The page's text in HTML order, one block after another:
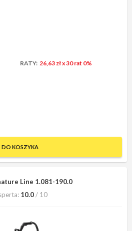
RATY: 26,63 złx 30 rat 0%
DO KOSZYKA
Line 1.081-190.0
10.0/ 10